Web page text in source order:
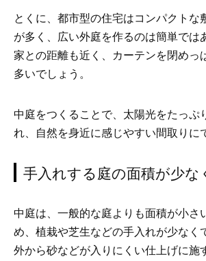
とくに、都市型の住宅はコンパクトな
が多く、広い外庭を作るのは簡単では
家との距離も近く、カーテンを閉めっ
多いでしょう。
中庭をつくることで、太陽光をたっぷ
れ、自然を身近に感じやすい間取りに
手入れする庭の面積が少な
中庭は、一般的な庭よりも面積が小さ
め、植栽や芝生などの手入れが少なく
外から砂などが入りにくい仕上げに施